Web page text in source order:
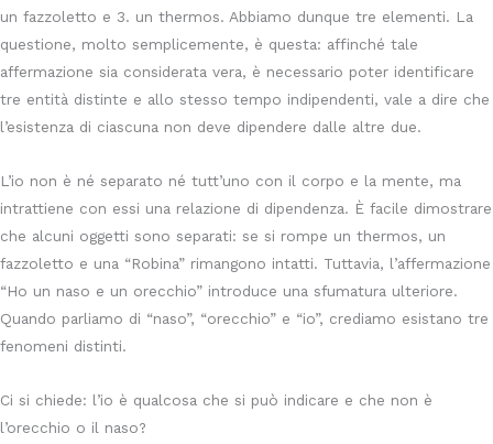
un fazzoletto e 3. un thermos. Abbiamo dunque tre elementi. La
questione, molto semplicemente, è questa: affinché tale
affermazione sia considerata vera, è necessario poter identificare
tre entità distinte e allo stesso tempo indipendenti, vale a dire che
l’esistenza di ciascuna non deve dipendere dalle altre due.
L’io non è né separato né tutt’uno con il corpo e la mente, ma
intrattiene con essi una relazione di dipendenza. È facile dimostrare
che alcuni oggetti sono separati: se si rompe un thermos, un
fazzoletto e una “Robina” rimangono intatti. Tuttavia, l’affermazione
“Ho un naso e un orecchio” introduce una sfumatura ulteriore.
Quando parliamo di “naso”, “orecchio” e “io”, crediamo esistano tre
fenomeni distinti.
Ci si chiede: l’io è qualcosa che si può indicare e che non è
l’orecchio o il naso?